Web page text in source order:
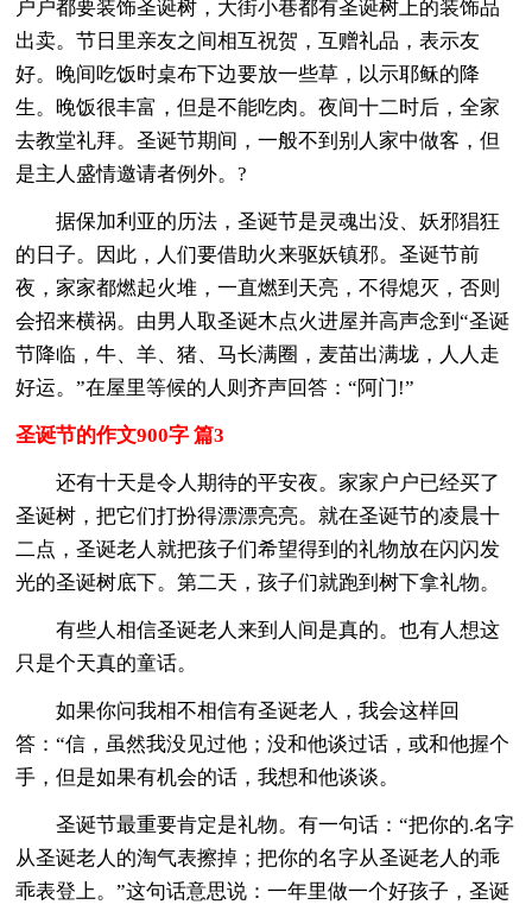
户户都要装饰圣诞树，大街小巷都有圣诞树上的装饰品
出卖。节日里亲友之间相互祝贺，互赠礼品，表示友
好。晚间吃饭时桌布下边要放一些草，以示耶稣的降
生。晚饭很丰富，但是不能吃肉。夜间十二时后，全家
去教堂礼拜。圣诞节期间，一般不到别人家中做客，但
是主人盛情邀请者例外。?
据保加利亚的历法，圣诞节是灵魂出没、妖邪猖狂
的日子。因此，人们要借助火来驱妖镇邪。圣诞节前
夜，家家都燃起火堆，一直燃到天亮，不得熄灭，否则
会招来横祸。由男人取圣诞木点火进屋并高声念到“圣诞
节降临，牛、羊、猪、马长满圈，麦苗出满垅，人人走
好运。”在屋里等候的人则齐声回答：“阿门!”
圣诞节的作文900字 篇3
还有十天是令人期待的平安夜。家家户户已经买了
圣诞树，把它们打扮得漂漂亮亮。就在圣诞节的凌晨十
二点，圣诞老人就把孩子们希望得到的礼物放在闪闪发
光的圣诞树底下。第二天，孩子们就跑到树下拿礼物。
有些人相信圣诞老人来到人间是真的。也有人想这
只是个天真的童话。
如果你问我相不相信有圣诞老人，我会这样回
答：“信，虽然我没见过他；没和他谈过话，或和他握个
手，但是如果有机会的话，我想和他谈谈。
圣诞节最重要肯定是礼物。有一句话：“把你的.名字
从圣诞老人的淘气表擦掉；把你的名字从圣诞老人的乖
乖表登上。”这句话意思说：一年里做一个好孩子，圣诞